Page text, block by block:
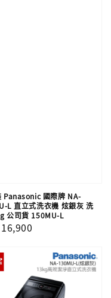
Panasonic 國際牌 NA-
L 直立式洗衣機 炫銀灰 洗
公司貨 150MU-L